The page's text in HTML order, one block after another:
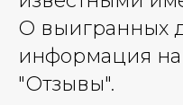
О выигранных
информация на
"Отзывы".